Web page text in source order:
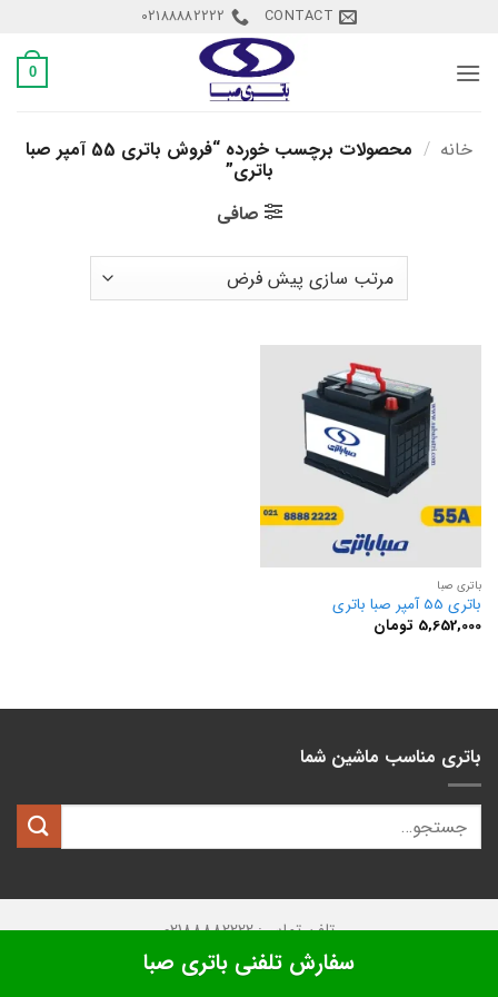
content
CONTACT
02188882222
0
خانه / محصولات برچسب خورده “فروش باتری 55 آمپر صبا
باتری”
صافی
باتری صبا
باتری 55 آمپر صبا باتری
5,652,000 تومان
باتری مناسب ماشین شما
تلفن تماس: 02188882222
تمامی حقوق این وبسایت متعلق بهکیان باتری
سفارش تلفنی باتری صبا